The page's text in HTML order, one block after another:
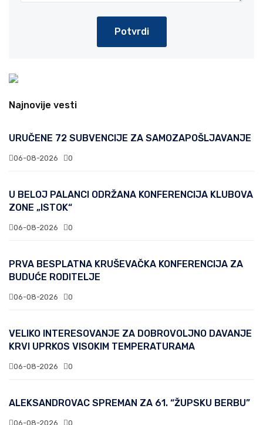
Potvrdi
Najnovije vesti
URUČENE 72 SUBVENCIJE ZA SAMOZAPOŠLJAVANJE
06-08-2026 0
U BELOJ PALANCI ODRŽANA KONFERENCIJA KLUBOVA
ZONE „ISTOK“
06-08-2026 0
PRVA BESPLATNA KRUŠEVAČKA KONFERENCIJA ZA
BUDUĆE RODITELJE
06-08-2026 0
VELIKO INTERESOVANJE ZA DOBROVOLJNO DAVANJE
KRVI UPRKOS VISOKIM TEMPERATURAMA
06-08-2026 0
ALEKSANDROVAC SPREMAN ZA 61. “ŽUPSKU BERBU”
06-08-2026 0